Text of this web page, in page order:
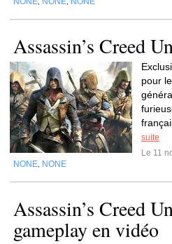
Assassin’s Creed
pour
suite
Le 11
NONE NONE
Assassin’s Creed
gameplay en vidéo